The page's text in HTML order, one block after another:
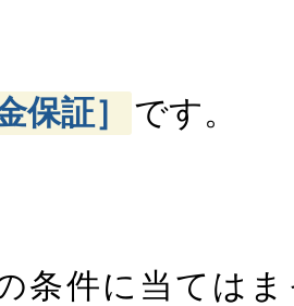
保証］ です。
条件に当ては